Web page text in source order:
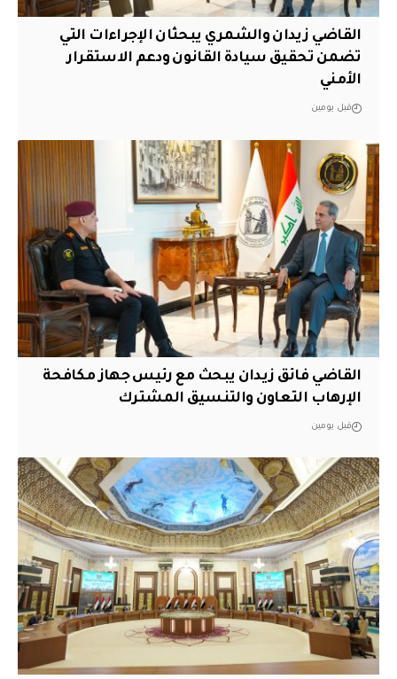
القاضي زيدان والشمري يبحثان الإجراءات التي
تضمن تحقيق سيادة القانون ودعم الاستقرار
الأمني
قبل يومين
القاضي فائق زيدان يبحث مع رئيس جهاز مكافحة
الإرهاب التعاون والتنسيق المشترك
قبل يومين